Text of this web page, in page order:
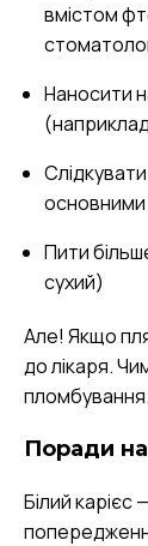
вмістом
Наносити
основними
Пити
сухий)
Але! Якщо
до лікаря.
пломбування.
Поради
Білий